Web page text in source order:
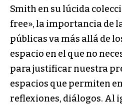
Smith en su lúcida
free», la importancia de
públicas va más allá de
espacio en el que no
para justificar nuestra
espacios que permiten
reflexiones, diálogos. Al